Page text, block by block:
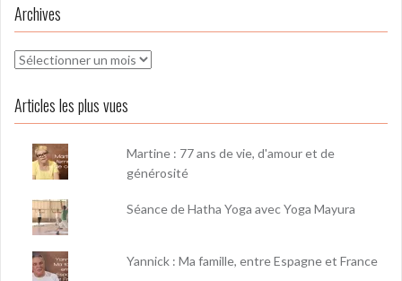
Archives
Archives
Articles les plus vues
Martine : 77 ans de vie, d'amour et de
générosité
Séance de Hatha Yoga avec Yoga Mayura
Yannick : Ma famille, entre Espagne et France